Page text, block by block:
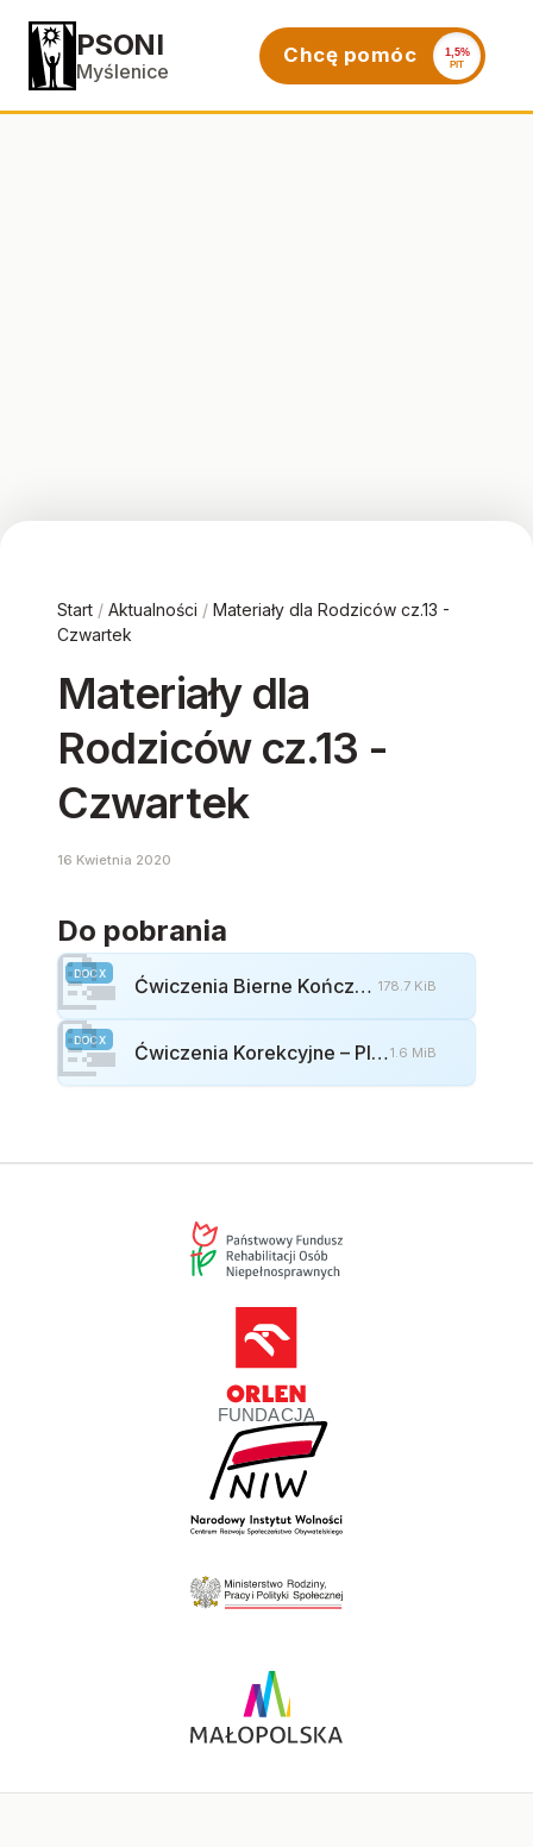
PSONI
Myślenice
Chcę pomóc 1,5%
PIT
Start / Aktualności / Materiały dla Rodziców cz.13 -
Czwartek
Materiały dla
Rodziców cz.13 -
Czwartek
16 Kwietnia 2020
Do pobrania
DOCX
📝 Ćwiczenia Bierne Kończyn Górnych I Dolnych 178.7 KiB
DOCX
📝 Ćwiczenia Korekcyjne – Plecy Okrągłe Część Ii – Nauka Przyjmowania Postawy Skorygowanej.1.6 MiB